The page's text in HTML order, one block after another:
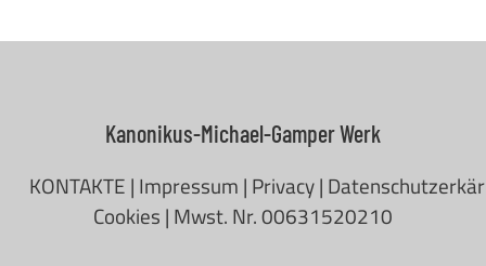
Kanonikus-Michael-Gamper Werk
KONTAKTE | Impressum | Privacy|
Cookies | Mwst. Nr. 00631520210